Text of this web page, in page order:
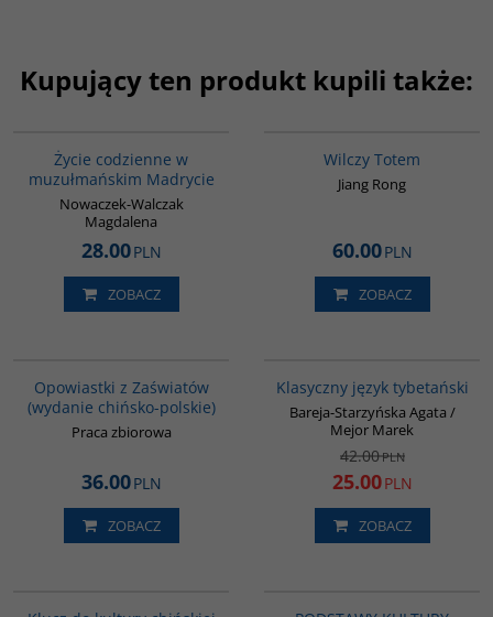
Kupujący ten produkt kupili także:
Życie codzienne w
muzułmańskim Madrycie
Nowaczek-Walczak
Magdalena
28.00PLN
ZOBACZ
Wilczy Totem
Jiang Rong
60.00PLN
ZOBACZ
Opowiastki z Zaświatów
(wydanie chińsko-polskie)
Praca zbiorowa
36.00PLN
ZOBACZ
Klasyczny język tybetański
Bareja-Starzyńska Agata /
Mejor Marek
42.00PLN
25.00PLN
ZOBACZ